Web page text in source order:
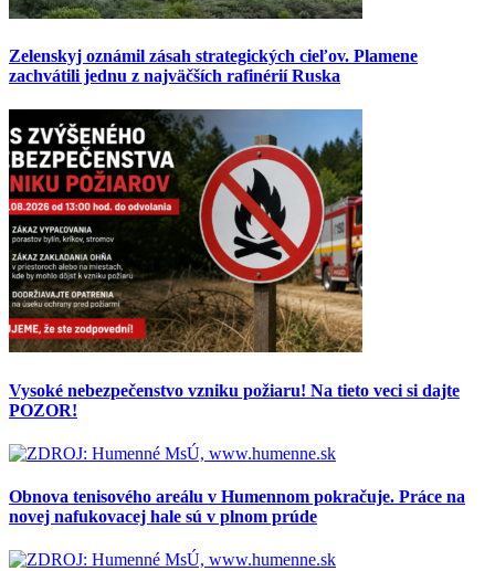
Zelenskyj oznámil zásah strategických cieľov. Plamene
zachvátili jednu z najväčších rafinérií Ruska
Vysoké nebezpečenstvo vzniku požiaru! Na tieto veci si dajte
POZOR!
Obnova tenisového areálu v Humennom pokračuje. Práce na
novej nafukovacej hale sú v plnom prúde